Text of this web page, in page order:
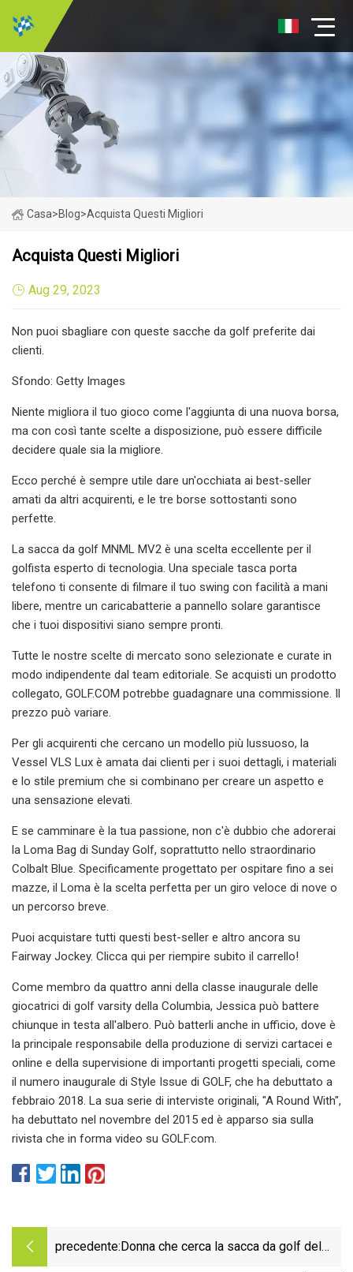
Casa>Blog>Acquista Questi Migliori
Acquista Questi Migliori
Aug 29, 2023
Non puoi sbagliare con queste sacche da golf preferite dai
clienti.
Sfondo: Getty Images
Niente migliora il tuo gioco come l'aggiunta di una nuova borsa,
ma con così tante scelte a disposizione, può essere difficile
decidere quale sia la migliore.
Ecco perché è sempre utile dare un'occhiata ai best-seller
amati da altri acquirenti, e le tre borse sottostanti sono
perfette.
La sacca da golf MNML MV2 è una scelta eccellente per il
golfista esperto di tecnologia. Una speciale tasca porta
telefono ti consente di filmare il tuo swing con facilità a mani
libere, mentre un caricabatterie a pannello solare garantisce
che i tuoi dispositivi siano sempre pronti.
Tutte le nostre scelte di mercato sono selezionate e curate in
modo indipendente dal team editoriale. Se acquisti un prodotto
collegato, GOLF.COM potrebbe guadagnare una commissione. Il
prezzo può variare.
Per gli acquirenti che cercano un modello più lussuoso, la
Vessel VLS Lux è amata dai clienti per i suoi dettagli, i materiali
e lo stile premium che si combinano per creare un aspetto e
una sensazione elevati.
E se camminare è la tua passione, non c'è dubbio che adorerai
la Loma Bag di Sunday Golf, soprattutto nello straordinario
Colbalt Blue. Specificamente progettato per ospitare fino a sei
mazze, il Loma è la scelta perfetta per un giro veloce di nove o
un percorso breve.
Puoi acquistare tutti questi best-seller e altro ancora su
Fairway Jockey. Clicca qui per riempire subito il carrello!
Come membro da quattro anni della classe inaugurale delle
giocatrici di golf varsity della Columbia, Jessica può battere
chiunque in testa all'albero. Può batterli anche in ufficio, dove è
la principale responsabile della produzione di servizi cartacei e
online e della supervisione di importanti progetti speciali, come
il numero inaugurale di Style Issue di GOLF, che ha debuttato a
febbraio 2018. La sua serie di interviste originali, "A Round With",
ha debuttato nel novembre del 2015 ed è apparso sia sulla
rivista che in forma video su GOLF.com.
precedente: Donna che cerca la sacca da golf del